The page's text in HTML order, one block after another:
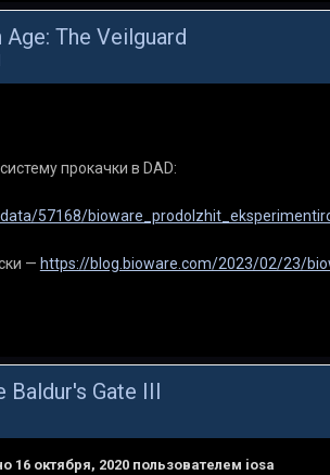
The Veilguard
прокачки в DAD:
57168/
— https://blog.bioware.com/2023/02/23/
Gate III
16 октября, 2020пользователем iosa